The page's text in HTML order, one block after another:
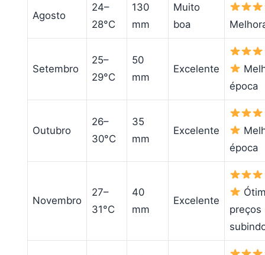
Agosto
24–
28°C
130
mm
Muito
boa
Setembro
25–
29°C
50
mm
Excelente
época
Outubro
26–
30°C
35
mm
Excelente
época
Novembro
27–
31°C
40
mm
Excelente
preços